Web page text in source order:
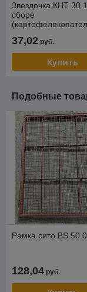
Звездочка КНТ
сборе
37,02 руб.
Купить
Подобные
Рамка сито
128,04 руб.